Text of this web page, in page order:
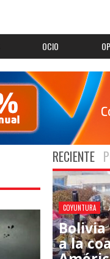
OCIO
RECIENTE
COYUNTURA
Bolivia
a la